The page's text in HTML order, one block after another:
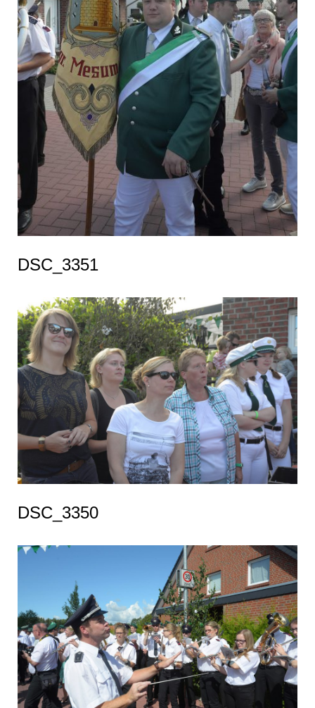
DSC_3351
DSC_3350